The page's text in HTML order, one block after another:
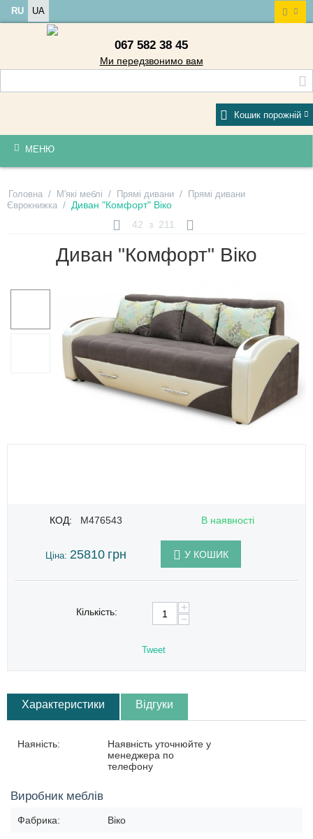
RU UA
067 582 38 45
Ми передзвонимо вам
Кошик порожній
МЕНЮ
Головна / М'які меблі / Прямі дивани / Прямі дивани
Єврокнижка / Диван "Комфорт" Віко
42
з 211
Диван "Комфорт" Віко
КОД: M476543 В наявності
Ціна: 25810 грн У КОШИК
Кількість:
+
−
Tweet
Характеристики Відгуки
Наяність:
Наявність уточнюйте у
менеджера по
телефону
Виробник меблів
Фабрика: Віко